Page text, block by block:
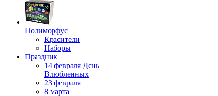
Полиморфус
Красители
Наборы
Праздник
14 февраля День
Влюбленных
23 февраля
8 марта